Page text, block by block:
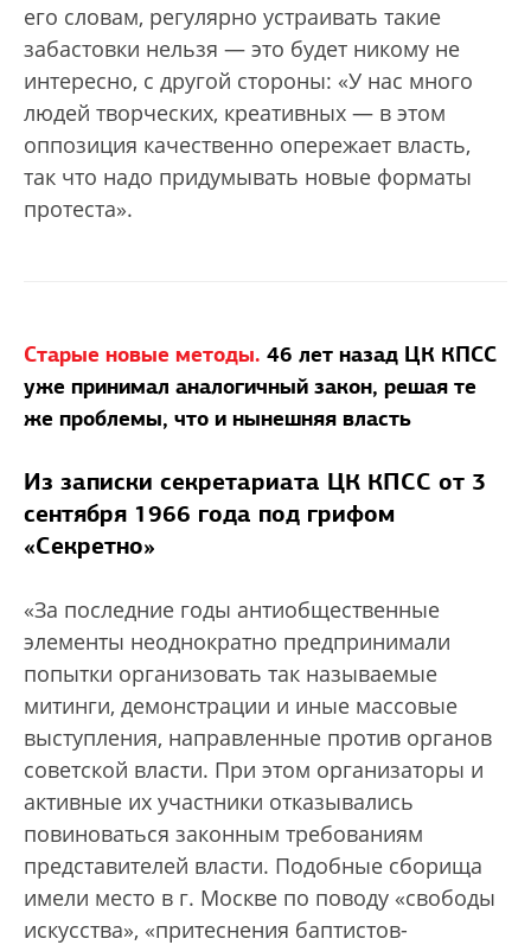
его словам, регулярно устраивать такие
забастовки нельзя — это будет никому не
интересно, с другой стороны: «У нас много
людей творческих, креативных — в этом
оппозиция качественно опережает власть,
так что надо придумывать новые форматы
протеста».
Старые новые методы. 46 лет назад ЦК КПСС
уже принимал аналогичный закон, решая те
же проблемы, что и нынешняя власть
Из записки секретариата ЦК КПСС от 3
сентября 1966 года под грифом
«Секретно»
«За последние годы антиобщественные
элементы неоднократно предпринимали
попытки организовать так называемые
митинги, демонстрации и иные массовые
выступления, направленные против органов
советской власти. При этом организаторы и
активные их участники отказывались
повиноваться законным требованиям
представителей власти. Подобные сборища
имели место в г. Москве по поводу «свободы
искусства», «притеснения баптистов-